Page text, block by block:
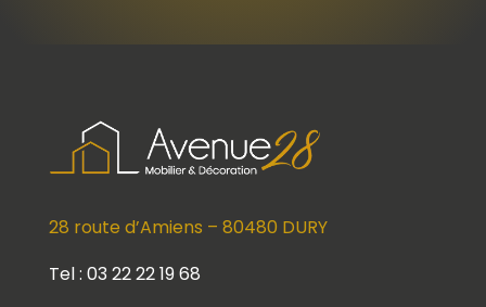
28 route d’Amiens – 80480 DURY
Tel : 03 22 22 19 68